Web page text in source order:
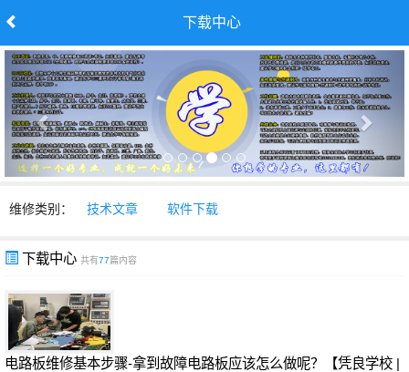
下载中心
维修类别： 技术文章 软件下载
下载中心 共有77篇内容
电路板维修基本步骤-拿到故障电路板应该怎么做呢？【凭良学校 |